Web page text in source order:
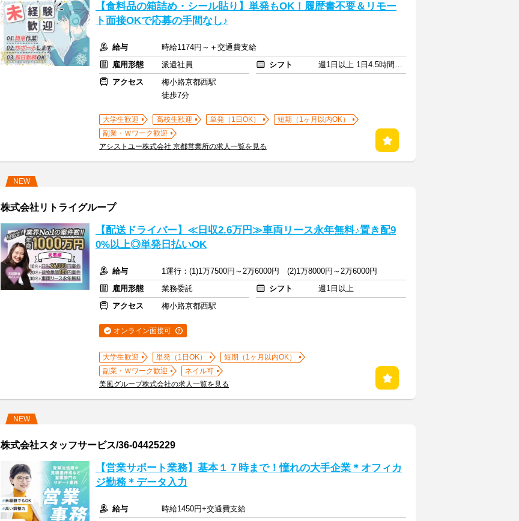
【食料品の箱詰め・シール貼り】単発もOK！履歴書不要＆リモー
ト面接OKで応募の手間なし♪
給与
時給1174円～＋交通費支給
雇用形態
派遣社員 シフト
週1日以上 1日4.5時間以上
アクセス
梅小路京都西駅
徒歩7分
大学生歓迎 高校生歓迎 単発（1日OK）
短期（1ヶ月以内OK）
副業・Ｗワーク歓迎
アシストユー株式会社 京都営業所の求人一覧を見る
NEW
株式会社リトライグループ
【配送ドライバー】≪日収2.6万円≫車両リース永年無料♪置き配9
0%以上◎単発日払いOK
給与
1運行：(1)1万7500円～2万6000円 (2)1万8000円～2万6000円
雇用形態
業務委託 シフト
週1日以上
アクセス
梅小路京都西駅
オンライン面接可
大学生歓迎 単発（1日OK）
短期（1ヶ月以内OK）
副業・Ｗワーク歓迎
ネイル可
美風グループ株式会社の求人一覧を見る
NEW
株式会社スタッフサービス/36-04425229
【営業サポート業務】基本１７時まで！憧れの大手企業＊オフィカ
ジ勤務＊データ入力
給与
時給1450円+交通費支給